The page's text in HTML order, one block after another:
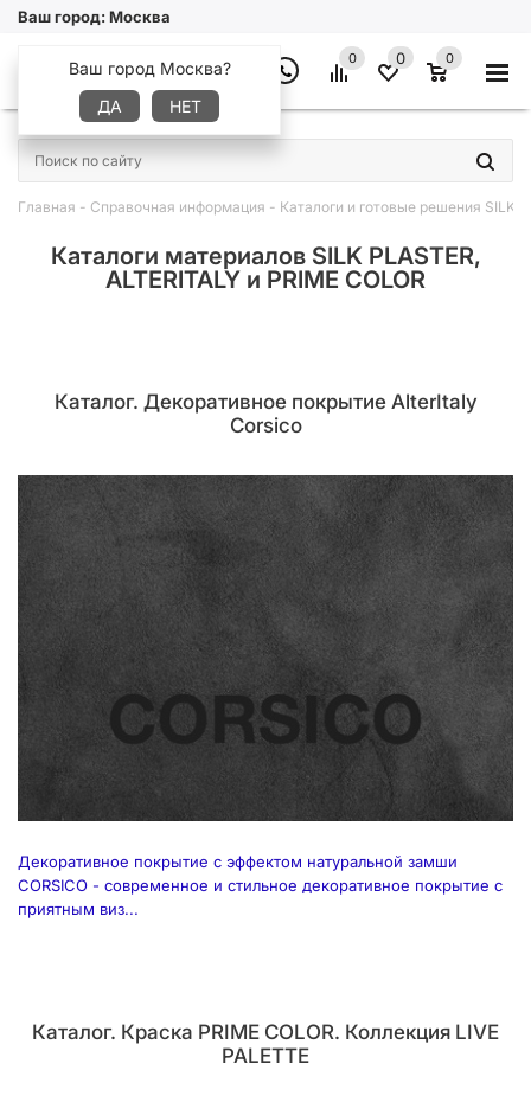
Ваш город:Москва
Ваш город Москва?
ДА
НЕТ
0 0 0
×
Главная - Справочная информация - Каталоги и готовые решения SILK
Каталоги материалов SILK PLASTER,
ALTERITALY и PRIME COLOR
Каталог. Декоративное покрытие AlterItaly
Corsico
Декоративное покрытие с эффектом натуральной замши
CORSICO - современное и стильное декоративное покрытие с
приятным виз...
Каталог. Краска PRIME COLOR. Коллекция LIVE
PALETTE